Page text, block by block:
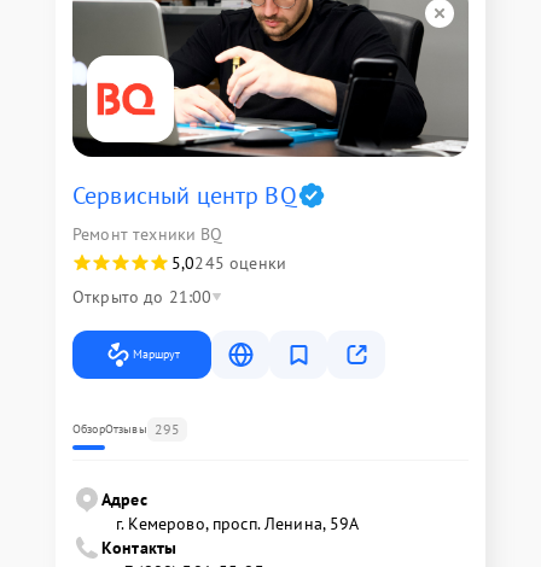
Сервисный центр BQ
Ремонт техники BQ
5,0245 оценки
Открыто до 21:00
Маршрут
ОбзорОтзывы 295
Адрес
г. Кемерово, просп. Ленина, 59А
Контакты